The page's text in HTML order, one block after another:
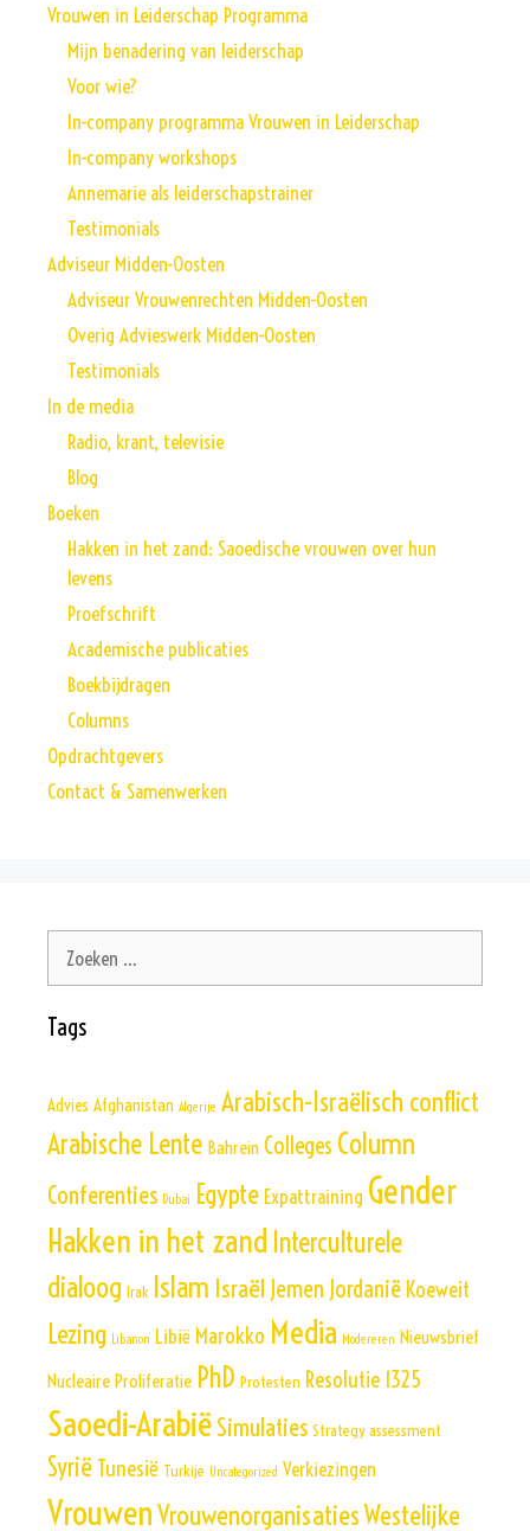
Vrouwen in Leiderschap Programma
Mijn benadering van leiderschap
Voor wie?
In-company programma Vrouwen in Leiderschap
In-company workshops
Annemarie als leiderschapstrainer
Testimonials
Adviseur Midden-Oosten
Adviseur Vrouwenrechten Midden-Oosten
Overig Advieswerk Midden-Oosten
Testimonials
In de media
Radio, krant, televisie
Blog
Boeken
Hakken in het zand: Saoedische vrouwen over hun
levens
Proefschrift
Academische publicaties
Boekbijdragen
Columns
Opdrachtgevers
Contact & Samenwerken
naar:
Tags
Advies Afghanistan Algerije Arabisch-Israëlisch conflict
Arabische Lente Bahrein Colleges Column
Conferenties Dubai Egypte Expattraining Gender
Hakken in het zand Interculturele
dialoog Irak Islam Israël Jemen Jordanië Koeweit
Lezing Libanon Libië Marokko Media Modereren Nieuwsbrief
Nucleaire Proliferatie PhD Protesten Resolutie 1325
Saoedi-ArabiëSimulaties Strategy assessment
Syrië Tunesië Turkije Uncategorized Verkiezingen
VrouwenVrouwenorganisatiesWestelijke